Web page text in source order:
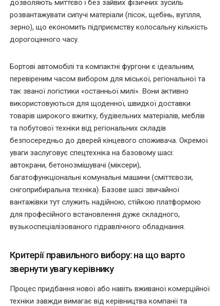
дозволяють миттєво і без зайвих фізичних зусиль
розвантажувати сипучі матеріали (пісок, щебінь, вугілля,
зерно), що економить підприємству колосальну кількість
дорогоцінного часу.
Бортові автомобілі та компактні фургони є ідеальним,
перевіреним часом вибором для міської, регіональної та
так званої логістики «останньої милі». Вони активно
використовуються для щоденної, швидкої доставки
товарів широкого вжитку, будівельних матеріалів, меблів
та побутової техніки від регіональних складів
безпосередньо до дверей кінцевого споживача. Окремої
уваги заслуговує спецтехніка на базовому шасі:
автокрани, бетонозмішувачі (міксери),
багатофункціональні комунальні машини (сміттєвози,
снігоприбиральна техніка). Базове шасі звичайної
вантажівки тут служить надійною, стійкою платформою
для професійного встановлення дуже складного,
вузькоспеціалізованого гідравлічного обладнання.
Критерії правильного вибору: на що варто
звернути увагу керівнику
Процес придбання нової або навіть вживаної комерційної
техніки завжди вимагає від керівництва компанії та